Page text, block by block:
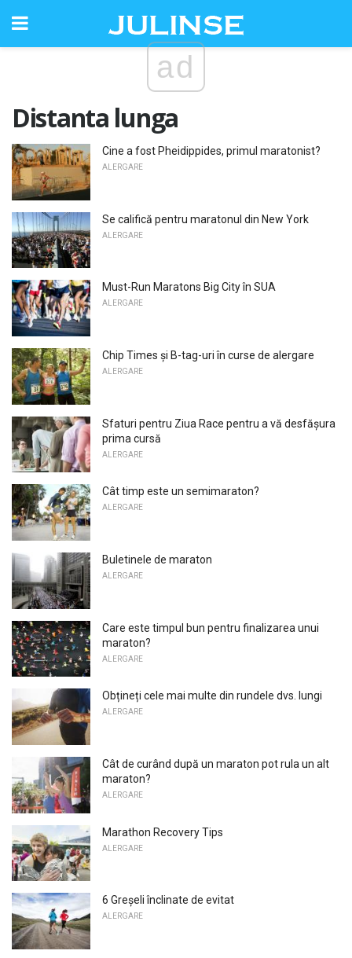
ad
Distanta lunga
Cine a fost Pheidippides, primul maratonist?
ALERGARE
Se califică pentru maratonul din New York
ALERGARE
Must-Run Maratons Big City în SUA
ALERGARE
Chip Times și B-tag-uri în curse de alergare
ALERGARE
Sfaturi pentru Ziua Race pentru a vă desfășura
prima cursă
ALERGARE
Cât timp este un semimaraton?
ALERGARE
Buletinele de maraton
ALERGARE
Care este timpul bun pentru finalizarea unui
maraton?
ALERGARE
Obțineți cele mai multe din rundele dvs. lungi
ALERGARE
Cât de curând după un maraton pot rula un alt
maraton?
ALERGARE
Marathon Recovery Tips
ALERGARE
6 Greșeli înclinate de evitat
ALERGARE